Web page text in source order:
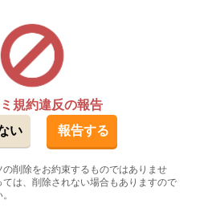
規約違反の報告
削除をお約束するものではありませ
は、削除されない場合もありますので